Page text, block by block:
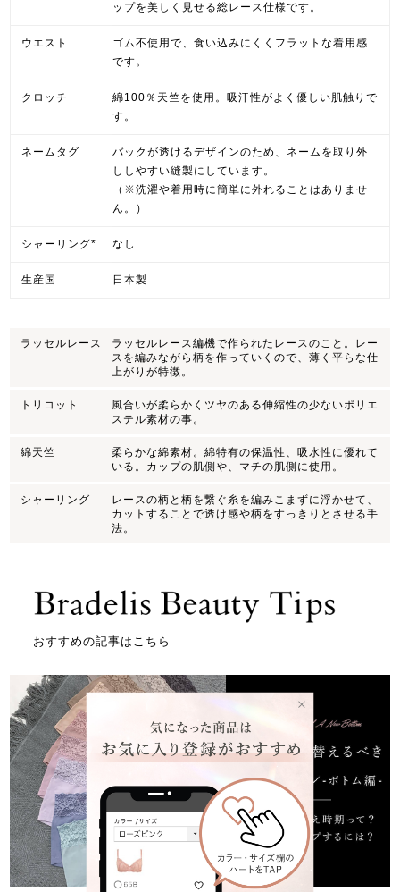
ップを美しく見せる総レース仕様です。
ウエスト
ゴム不使用で、食い込みにくくフラットな着用感
です。
クロッチ
綿100％天竺を使用。吸汗性がよく優しい肌触りで
す。
ネームタグ
バックが透けるデザインのため、ネームを取り外
ししやすい縫製にしています。
（※洗濯や着用時に簡単に外れることはありませ
ん。）
シャーリング* なし
生産国 日本製
ラッセルレース
ラッセルレース編機で作られたレースのこと。レー
スを編みながら柄を作っていくので、薄く平らな仕
上がりが特徴。
トリコット
風合いが柔らかくツヤのある伸縮性の少ないポリエ
ステル素材の事。
綿天竺
柔らかな綿素材。綿特有の保温性、吸水性に優れて
いる。カップの肌側や、マチの肌側に使用。
シャーリング
レースの柄と柄を繋ぐ糸を編みこまずに浮かせて、
カットすることで透け感や柄をすっきりとさせる手
法。
おすすめの記事はこちら